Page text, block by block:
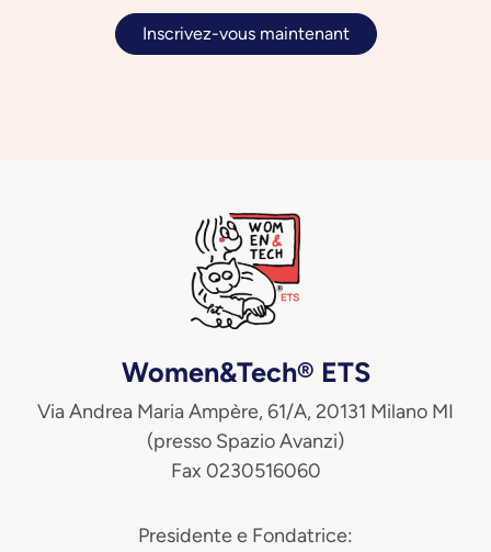
Inscrivez-vous maintenant
Women&Tech® ETS
Via Andrea Maria Ampère, 61/A, 20131 Milano MI
(presso Spazio Avanzi)
Fax 0230516060
Presidente e Fondatrice: